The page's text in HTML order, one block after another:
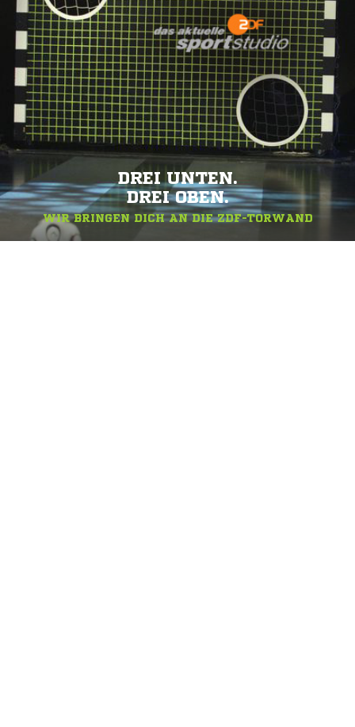
DREI UNTEN.
DREI OBEN.
WIR BRINGEN DICH AN DIE ZDF-TORWAND